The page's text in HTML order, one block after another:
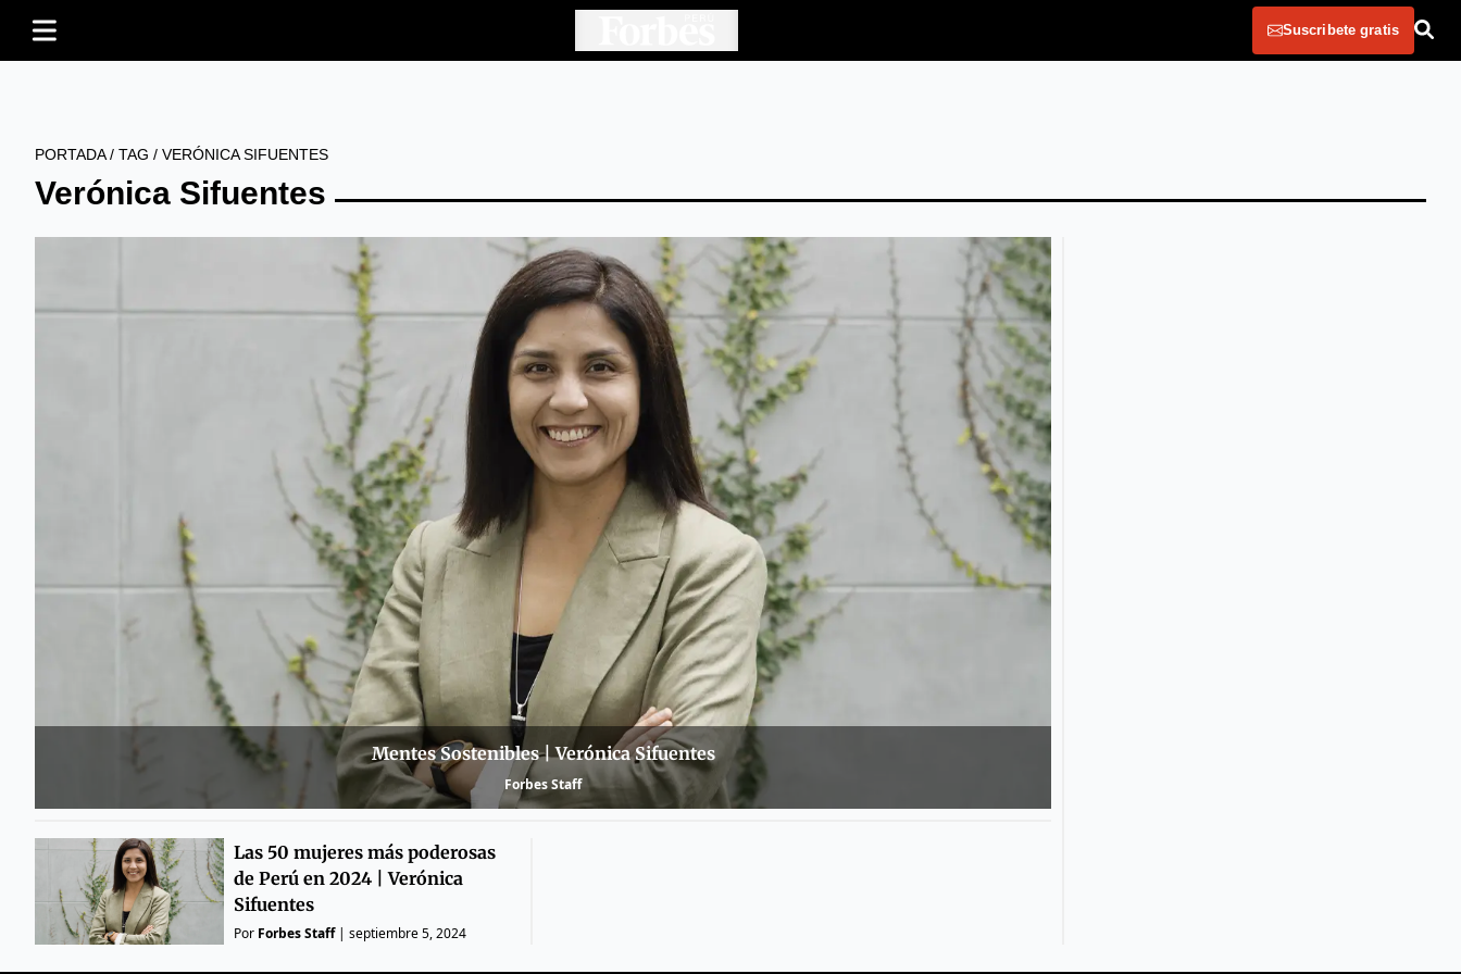
Suscribete gratis
PORTADA/ TAG / VERÓNICA SIFUENTES
Verónica Sifuentes
Mentes Sostenibles | Verónica Sifuentes
Forbes Staff
Las 50 mujeres más poderosas
de Perú en 2024 | Verónica
Sifuentes
Por Forbes Staff| septiembre 5, 2024